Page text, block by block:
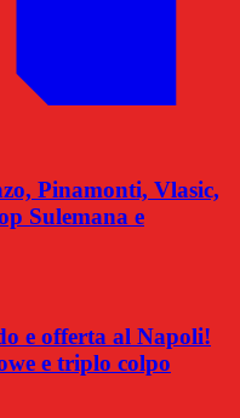
Pinamonti, Vlasic,
Sulemana e
e offerta al Napoli!
e triplo colpo